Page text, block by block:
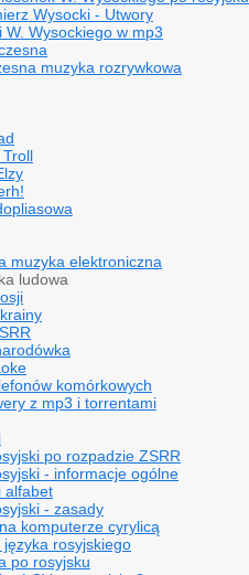
Wysocki - Utwory
W. Wysockiego w mp3
muzyka rozrywkowa
muzyka elektroniczna
ludowa
komórkowych
z mp3 i torrentami
po rozpadzie ZSRR
- informacje ogólne
alfabet
- zasady
komputerze cyrylicą
języka rosyjskiego
po rosyjsku